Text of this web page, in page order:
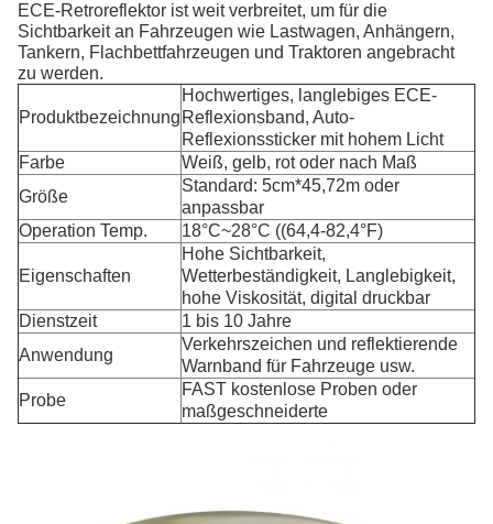
ECE-Retroreflektor ist weit verbreitet, um für die
Sichtbarkeit an Fahrzeugen wie Lastwagen, Anhängern,
Tankern, Flachbettfahrzeugen und Traktoren angebracht
zu werden.
Produktbezeichnung
Hochwertiges, langlebiges ECE-
Reflexionsband, Auto-
Reflexionssticker mit hohem Licht
Farbe
Weiß, gelb, rot oder nach Maß
Größe
Standard: 5cm*45,72m oder
anpassbar
Operation Temp.
18°C~28°C ((64,4-82,4°F)
Eigenschaften
Hohe Sichtbarkeit,
Wetterbeständigkeit, Langlebigkeit,
hohe Viskosität, digital druckbar
Dienstzeit
1 bis 10 Jahre
Anwendung
Verkehrszeichen und reflektierende
Warnband für Fahrzeuge usw.
Probe
FAST kostenlose Proben oder
maßgeschneiderte